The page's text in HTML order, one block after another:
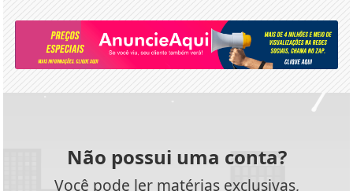
Não possui uma conta?
Você pode ler matérias exclusivas,